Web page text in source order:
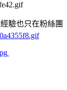
驗也只在粉絲團